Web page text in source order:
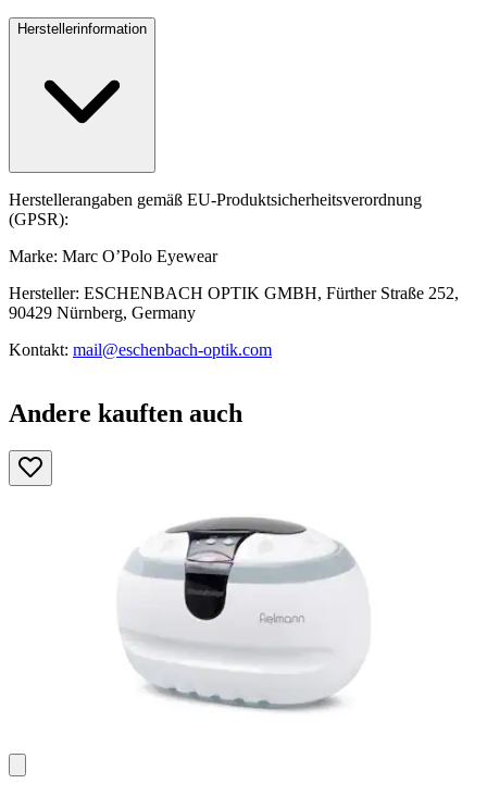
Herstellerinformation
Herstellerangaben gemäß EU-Produktsicherheitsverordnung
(GPSR):
Marke: Marc O’Polo Eyewear
Hersteller: ESCHENBACH OPTIK GMBH, Fürther Straße 252,
90429 Nürnberg, Germany
Kontakt: mail@eschenbach-optik.com
Andere kauften auch